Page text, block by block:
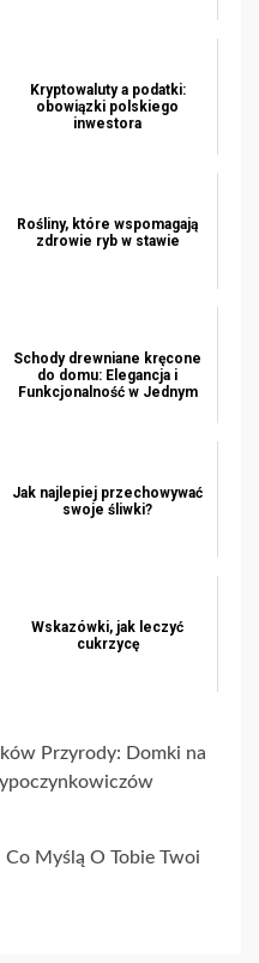
Kryptowaluty a podatki:
obowiązki polskiego
inwestora
Rośliny, które wspomagają
zdrowie ryb w stawie
Schody drewniane kręcone
do domu: Elegancja i
Funkcjonalność w Jednym
Jak najlepiej przechowywać
swoje śliwki?
Wskazówki, jak leczyć
cukrzycę
Przyrody: Domki na
Myślą O Tobie Twoi